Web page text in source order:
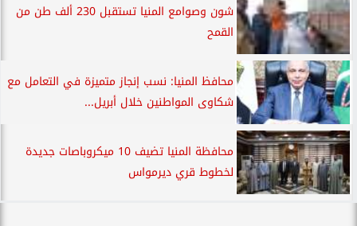
شون وصوامع المنيا تستقبل 230 ألف طن من
القمح
محافظ المنيا: نسب إنجاز متميزة في التعامل مع
شكاوى المواطنين خلال أبريل...
محافظة المنيا تضيف 10 ميكروباصات جديدة
لخطوط قري ديرمواس